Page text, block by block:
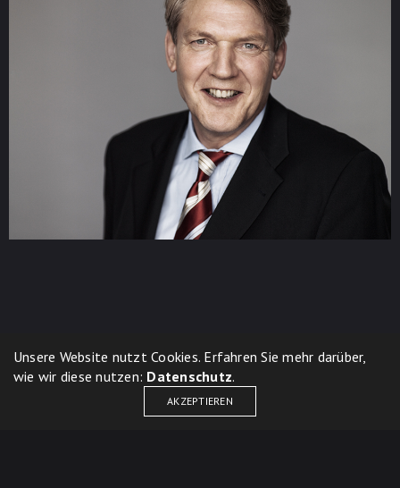
Unsere Website nutzt Cookies. Erfahren Sie mehr darüber,
wie wir diese nutzen: Datenschutz.
AKZEPTIEREN